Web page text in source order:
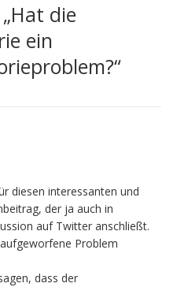
die
ein
diesen interessanten und
der ja auch in
auf Twitter anschließt.
Problem
dass der